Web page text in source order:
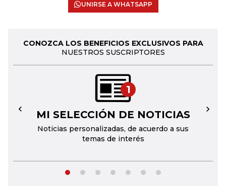
UNIRSE A WHATSAPP
CONOZCA LOS BENEFICIOS EXCLUSIVOS PARA
NUESTROS SUSCRIPTORES
1
MI SELECCIÓN DE NOTICIAS
Noticias personalizadas, de acuerdo a sus
temas de interés
← →